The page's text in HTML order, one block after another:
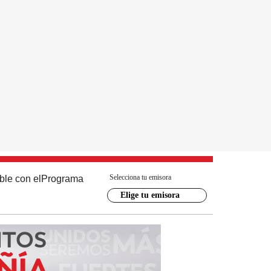
con el Programa Selecciona tu emisora
Elige tu emisora